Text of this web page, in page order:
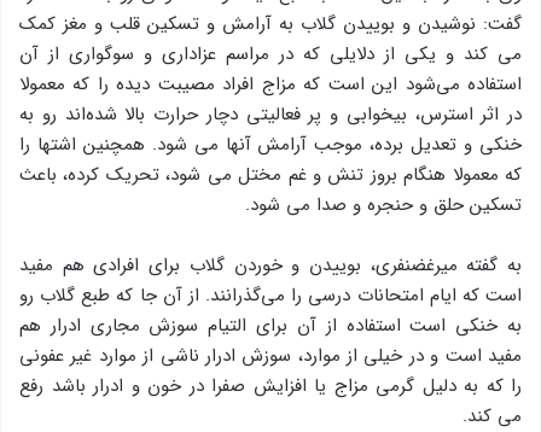
گفت: نوشیدن و بوییدن گلاب به آرامش و تسکین قلب و مغز کمک
می کند و یکی از دلایلی که در مراسم عزاداری و سوگواری از آن
استفاده می‌شود این است که مزاج افراد مصیبت دیده را که معمولا
در اثر استرس، بیخوابی و پر فعالیتی دچار حرارت بالا شده‌اند رو به
خنکی و تعدیل برده، موجب آرامش آنها می شود. همچنین اشتها را
که معمولا هنگام بروز تنش و غم مختل می شود، تحریک کرده، باعث
تسکین حلق و حنجره و صدا می‌ شود.
به گفته میرغضنفری، بوییدن و خوردن گلاب برای افرادی هم مفید
است که ایام امتحانات درسی را می‌گذرانند. از آن جا که طبع گلاب رو
به خنکی است استفاده از آن برای التیام سوزش مجاری ادرار هم
مفید است و در خیلی از موارد، سوزش ادرار ناشی از موارد غیر عفونی
را که به دلیل گرمی مزاج یا افزایش صفرا در خون و ادرار باشد رفع
می کند.